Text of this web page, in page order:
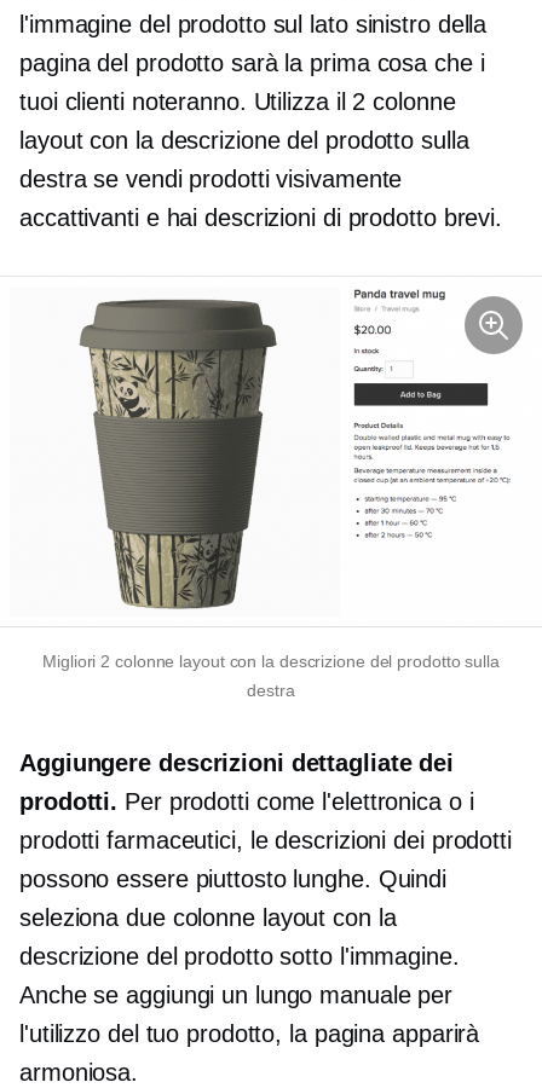
l'immagine del prodotto sul lato sinistro della
pagina del prodotto sarà la prima cosa che i
tuoi clienti noteranno. Utilizza il 2 colonne
layout con la descrizione del prodotto sulla
destra se vendi prodotti visivamente
accattivanti e hai descrizioni di prodotto brevi.
Migliori2 colonne layout con la descrizione del prodotto sulla
destra
Aggiungere descrizioni dettagliate dei
prodotti. Per prodotti come l'elettronica o i
prodotti farmaceutici, le descrizioni dei prodotti
possono essere piuttosto lunghe. Quindi
selezionadue colonnelayout con la
descrizione del prodotto sotto l'immagine.
Anche se aggiungi un lungo manuale per
l'utilizzo del tuo prodotto, la pagina apparirà
armoniosa.